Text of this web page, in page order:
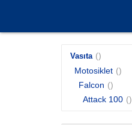
Vasıta ()
Motosiklet ()
Falcon ()
Attack 100 ()